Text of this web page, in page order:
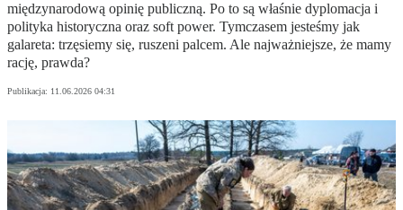
międzynarodową opinię publiczną. Po to są właśnie dyplomacja i
polityka historyczna oraz soft power. Tymczasem jesteśmy jak
galareta: trzęsiemy się, ruszeni palcem. Ale najważniejsze, że mamy
rację, prawda?
Publikacja: 11.06.2026 04:31